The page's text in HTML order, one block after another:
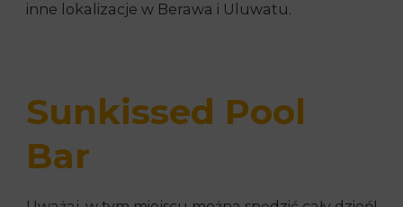
inne lokalizacje w Berawa i Uluwatu.
Sunkissed Pool
Bar